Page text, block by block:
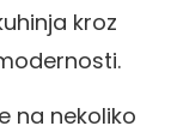
kroz
na nekoliko